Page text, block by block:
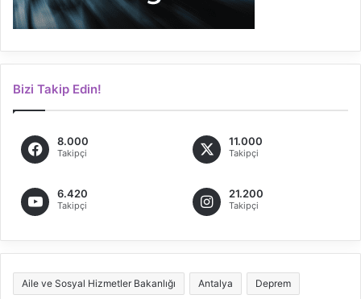
Bizi Takip Edin!
8.000
Takipçi
11.000
Takipçi
6.420
Takipçi
21.200
Takipçi
Aile ve Sosyal Hizmetler Bakanlığı Antalya Deprem